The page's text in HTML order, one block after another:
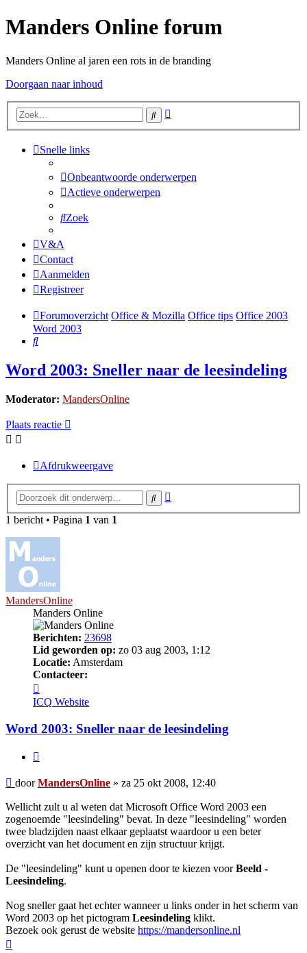
Manders Online forum
Manders Online al jaren een rots in de branding
Doorgaan naar inhoud
Zoek
Snelle links
Onbeantwoorde onderwerpen
Actieve onderwerpen
Zoek
V&A
Contact
Aanmelden
Registreer
Forumoverzicht Office & Mozilla Office tips Office 2003
Word 2003
Zoek
Word 2003: Sneller naar de leesindeling
Moderator: MandersOnline
Plaats reactie
Afdrukweergave
Zoek
1 bericht • Pagina 1 van 1
MandersOnline
Manders Online
Berichten: 23698
Lid geworden op: zo 03 aug 2003, 1:12
Locatie: Amsterdam
Contacteer:
MandersOnline
ICQ Website
Word 2003: Sneller naar de leesindeling
Bericht
doorMandersOnline » za 25 okt 2008, 12:40
Wellicht zult u al weten dat Microsoft Office Word 2003 een
zogenoemde "leesindeling" bevat. In deze "leesindeling" worden
twee bladzijden naast elkaar geplaatst waardoor u een beter
overzicht van het document en zijn structuur krijgt.
De "leesindeling" kunt u openen door te kiezen voorBeeld -
Leesindeling.
Nog sneller gaat het echter wanneer u links onder in het scherm van
Word 2003 op het pictogram Leesindeling klikt.
Bezoek ook gerust de website https://mandersonline.nl